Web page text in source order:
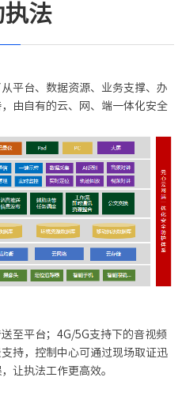
执法
平台、数据资源、业务支撑、办
由自有的云、网、端一体化安全
至平台；4G/5G支持下的音视频
持，控制中心可通过现场取证迅
让执法工作更高效。